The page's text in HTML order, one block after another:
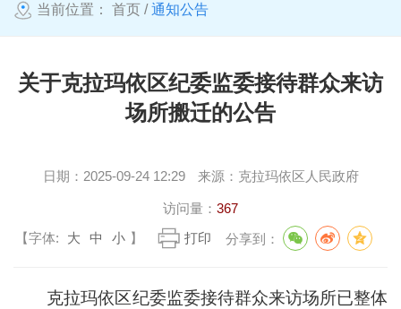
当前位置： 首页 /通知公告
关于克拉玛依区纪委监委接待群众来访
场所搬迁的公告
日期： 2025-09-24 12:29 来源： 克拉玛依区人民政府
访问量： 367
【字体:
大 中 小 】 打印 分享到：
克拉玛依区纪委监委接待群众来访场所已整体